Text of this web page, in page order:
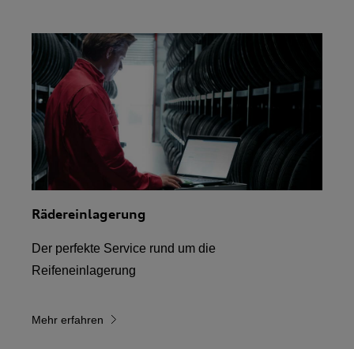
Rädereinlagerung
Der perfekte Service rund um die
Reifeneinlagerung
Mehr erfahren